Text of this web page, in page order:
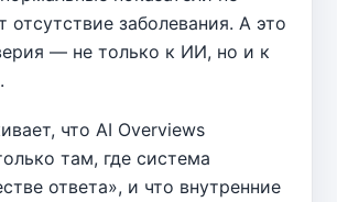
отсутствие заболевания. А это
— не только к ИИ, но и к
что AI Overviews
там, где система
ответа», и что внутренние